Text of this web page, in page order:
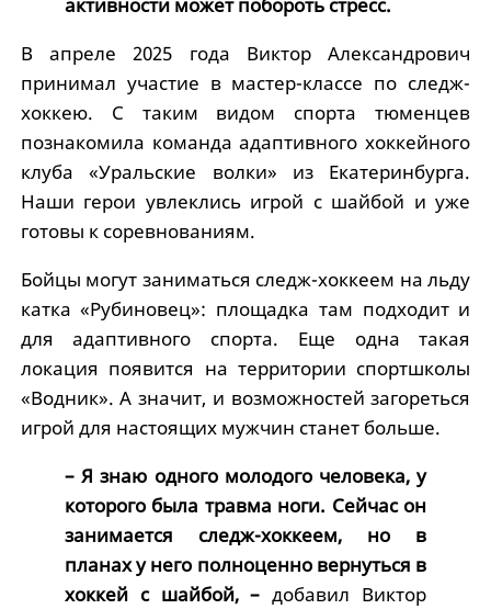
В апреле 2025 года Виктор Александрович
принимал участие в мастер-классе по следж-
хоккею. С таким видом спорта тюменцев
познакомила команда адаптивного хоккейного
клуба «Уральские волки» из Екатеринбурга.
Наши герои увлеклись игрой с шайбой и уже
готовы к соревнованиям.
Бойцы могут заниматься следж-хоккеем на льду
катка «Рубиновец»: площадка там подходит и
для адаптивного спорта. Еще одна такая
локация появится на территории спортшколы
«Водник». А значит, и возможностей загореться
игрой для настоящих мужчин станет больше.
– Я знаю одного молодого человека, у
которого была травма ноги. Сейчас он
занимается следж-хоккеем, но в
планах у него полноценно вернуться в
хоккей с шайбой, – добавил Виктор